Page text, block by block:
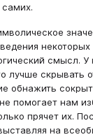
некоторых
смысл. У
лучше скрывать
обнажить
помогает нам
прячет их.
на